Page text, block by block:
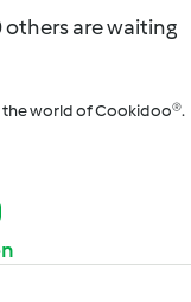
others are waiting
the world of Cookidoo®.